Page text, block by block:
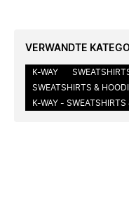
VERWANDTE
K-WAY
SWEATSHIRTS &
K-WAY - SWEATSHIRTS